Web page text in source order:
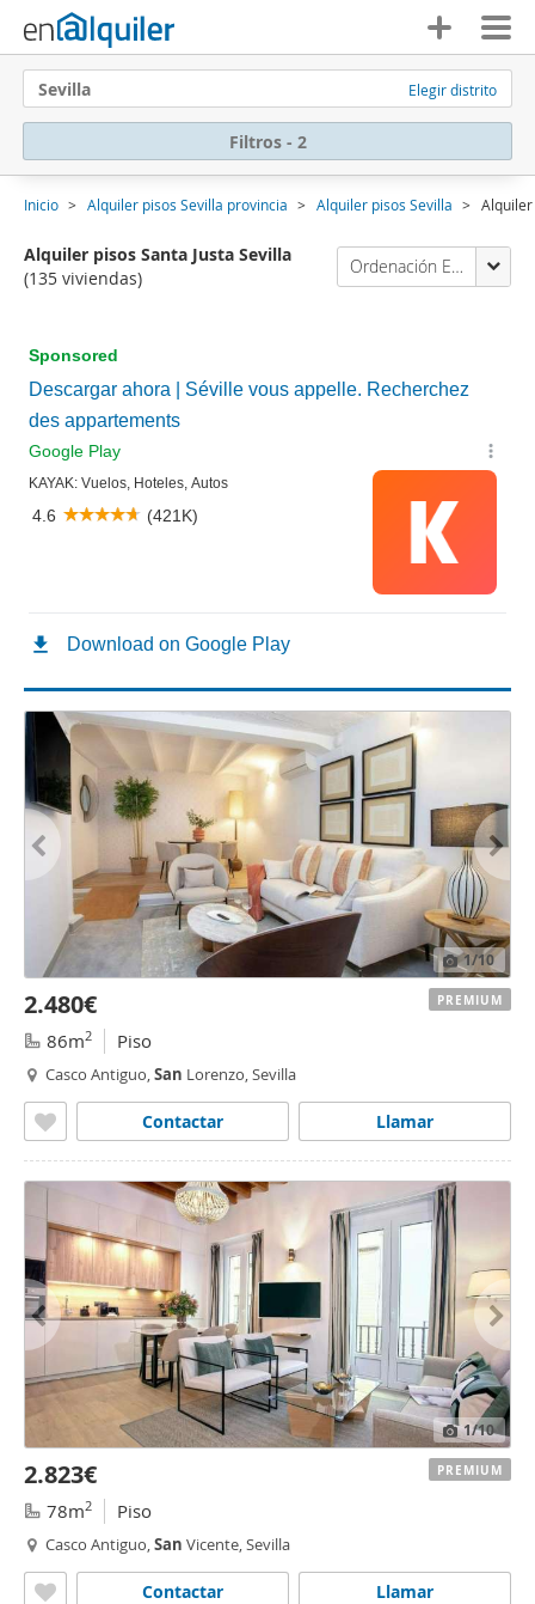
Sevilla Elegir distrito
Filtros - 2
Inicio Alquiler pisos Sevilla provincia Alquiler pisos Sevilla Alquiler
Alquiler pisos Santa Justa Sevilla
(135 viviendas)
Ordenación Enalquiler
1/10
2.480€
86m2 Piso
Casco Antiguo,San Lorenzo, Sevilla
Llamar
Contactar
PREMIUM
1/10
2.823€
78m2 Piso
Casco Antiguo,San Vicente, Sevilla
Llamar
Contactar
PREMIUM